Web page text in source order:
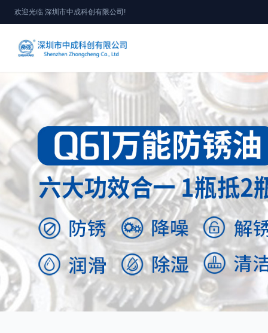
欢迎光临 深圳市中成科创有限公司!